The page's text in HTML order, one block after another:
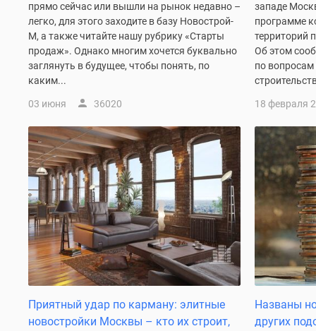
комнатные
Квартиры
Ипотечный
калькулятор
ипотека
ипотека
программы
Медиа
Новости
недвижимости
Мнение
эксперта
Аналитика
рынка
Экспертиза
новостроек
прямо сейчас или вышли на рынок недавно –
легко, для этого заходите в базу Новострой-
М, а также читайте нашу рубрику «Старты
продаж». Однако многим хочется буквально
заглянуть в будущее, чтобы понять, по
каким...
03 июня 36020
западе
программе
территорий
Об этом
по вопросам
18 февраля
Приятный удар по карману: элитные
новостройки Москвы – кто их строит,
Названы
других